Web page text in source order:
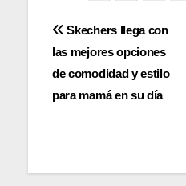
Navegación
de
entradas
Skechers llega con
las mejores opciones
de comodidad y estilo
para mamá en su día